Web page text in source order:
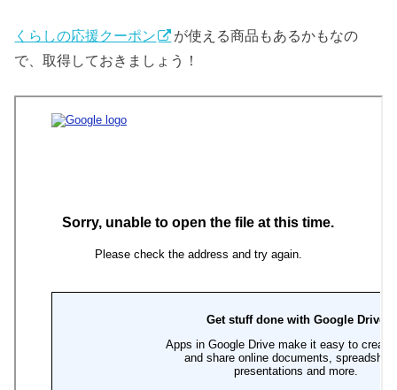
くらしの応援クーポン
が使える商品もあるかもなの
で、取得しておきましょう！